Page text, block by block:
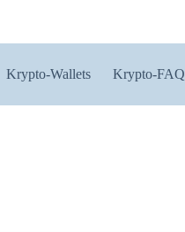
Krypto-Wallets Krypto-FAQ